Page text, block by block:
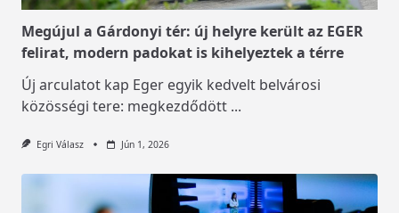
Megújul a Gárdonyi tér: új helyre került az EGER
felirat, modern padokat is kihelyeztek a térre
Új arculatot kap Eger egyik kedvelt belvárosi
közösségi tere: megkezdődött ...
Egri Válasz Jún 1, 2026